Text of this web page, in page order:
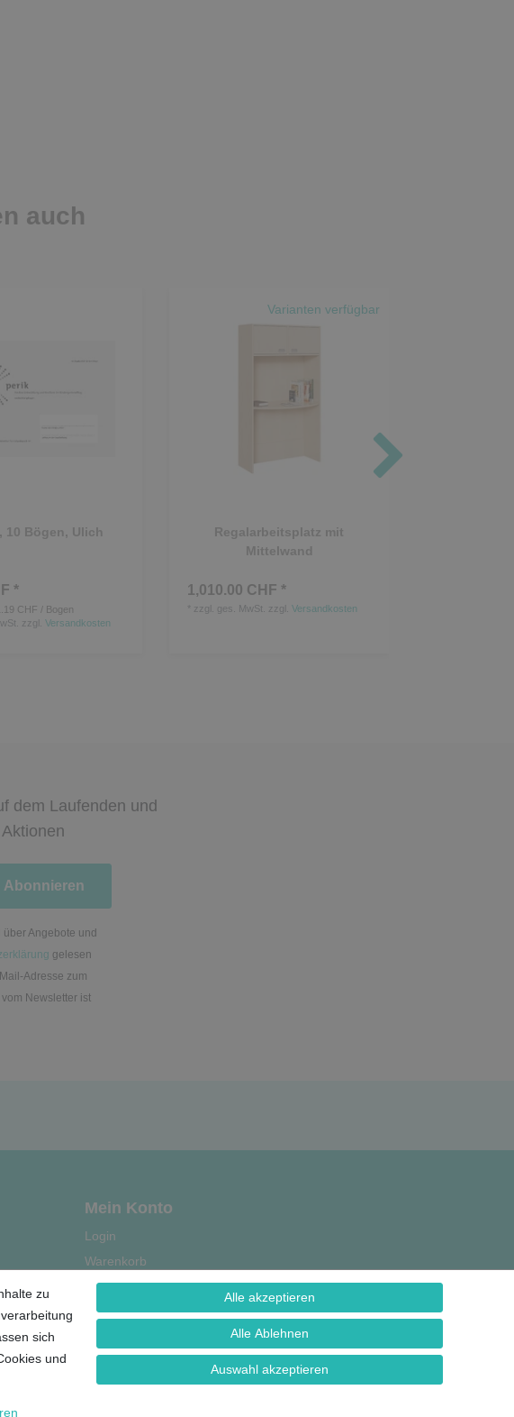
auch
10 Bögen, Ulich
*
CHF / Bogen
zzgl. Versandkosten
Varianten verfügbar
Regalarbeitsplatz mit
Mittelwand
1,010.00 CHF *
zzgl. ges. MwSt. zzgl.Versandkosten
dem Laufenden und
Abonnieren
Angebote und
gelesen
Adresse zum
Newsletter ist
zu
sich
und
Alle akzeptieren
Alle Ablehnen
Auswahl akzeptieren
Mein Konto
Login
Warenkorb
Kasse
Registrierung